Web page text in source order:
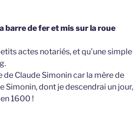
barre de fer et mis sur la roue
actes notariés, et qu’une simple
Claude Simonin car la mère de
Simonin, dont je descendrai un jour,
1600 !